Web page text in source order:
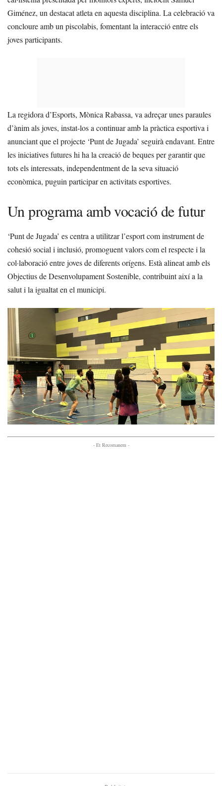
Giménez, un destacat atleta en aquesta disciplina. La celebració va
concloure amb un piscolabis, fomentant la interacció entre els
joves participants.
La regidora d’Esports, Mònica Rabassa, va adreçar unes paraules
d’ànim als joves, instat-los a continuar amb la pràctica esportiva i
anunciant que el projecte ‘Punt de Jugada’ seguirà endavant. Entre
les iniciatives futures hi ha la creació de beques per garantir que
tots els interessats, independentment de la seva situació
econòmica, puguin participar en activitats esportives.
Un programa amb vocació de futur
‘Punt de Jugada’ es centra a utilitzar l’esport com instrument de
cohesió social i inclusió, promoguent valors com el respecte i la
col·laboració entre joves de diferents orígens. Està alineat amb els
Objectius de Desenvolupament Sostenible, contribuint així a la
salut i la igualtat en el municipi.
- Et Recomanem -